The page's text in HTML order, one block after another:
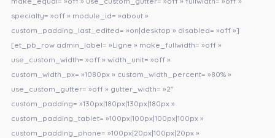
specialty= »off » module_id= »about »
custom_padding_last_edited= »on|desktop » disabled= »off »]
[et_pb_row admin_label= »Ligne » make_fullwidth= »off »
use_custom_width= »off » width_unit= »off »
custom_width_px= »1080px » custom_width_percent= »80% »
use_custom_gutter= »off » gutter_width= »2″
custom_padding= »130px|180px|130px|180px »
custom_padding_tablet= »100px|100px|100px|100px »
custom_padding_phone= »100px|20px|100px|20px »